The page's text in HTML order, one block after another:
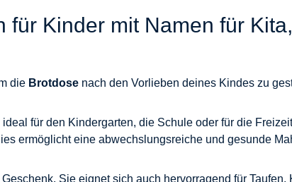
Kinder mit Namen für
die Brotdose nach den Vorlieben deines Kindes zu
ideal für den Kindergarten, die Schule oder für die
ermöglicht eine abwechslungsreiche und gesunde
Sie eignet sich auch hervorragend für